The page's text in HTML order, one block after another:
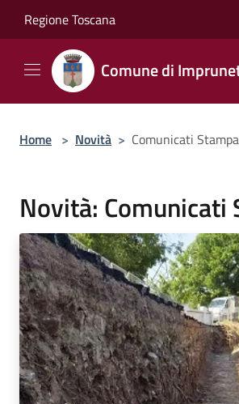
Regione Toscana
Comune di
Home > Novità > Comunicati Stampa
Novità: Comunicati